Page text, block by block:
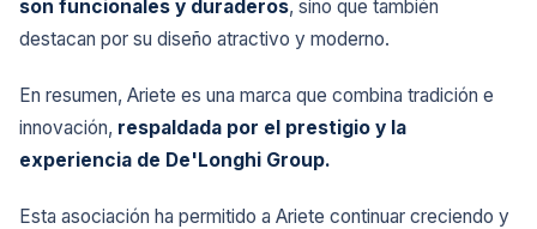
son funcionales y duraderos, sino que también
destacan por su diseño atractivo y moderno.
En resumen, Ariete es una marca que combina tradición e
innovación, respaldada por el prestigio y la
experiencia de De'Longhi Group.
Esta asociación ha permitido a Ariete continuar creciendo y